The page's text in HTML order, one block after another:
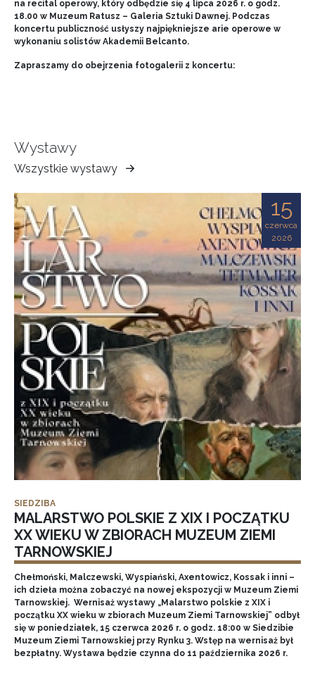
na recital operowy, który odbędzie się 4 lipca 2026 r. o godz.
18.00 w Muzeum Ratusz – Galeria Sztuki Dawnej. Podczas
koncertu publiczność usłyszy najpiękniejsze arie operowe w
wykonaniu solistów Akademii Belcanto.
Zapraszamy do obejrzenia fotogalerii z koncertu:
Wystawy
Wszystkie wystawy
Muzeum
Ziemi
Tarnowskiej
15
czerwca
2026
SIEDZIBA
MALARSTWO POLSKIE Z XIX I POCZĄTKU
XX WIEKU W ZBIORACH MUZEUM ZIEMI
TARNOWSKIEJ
Chełmoński, Malczewski, Wyspiański, Axentowicz, Kossak i inni –
ich dzieła można zobaczyć na nowej ekspozycji w Muzeum Ziemi
Tarnowskiej. Wernisaż wystawy „Malarstwo polskie z XIX i
początku XX wieku w zbiorach Muzeum Ziemi Tarnowskiej” odbył
się w poniedziałek, 15 czerwca 2026 r. o godz. 18:00 w Siedzibie
Muzeum Ziemi Tarnowskiej przy Rynku 3. Wstęp na wernisaż był
bezpłatny. Wystawa będzie czynna do 11 października 2026 r.